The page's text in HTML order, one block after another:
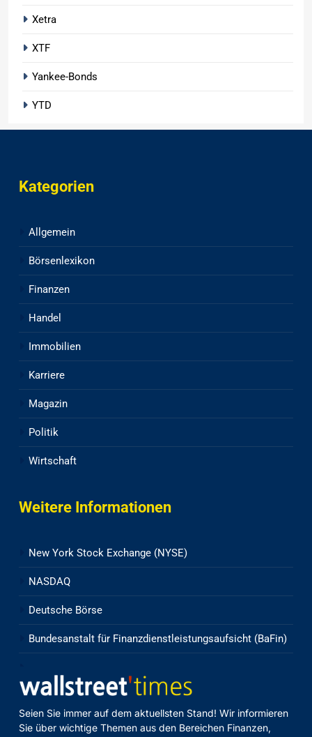
Xetra
XTF
Yankee-Bonds
YTD
Kategorien
Allgemein
Börsenlexikon
Finanzen
Handel
Immobilien
Karriere
Magazin
Politik
Wirtschaft
Weitere Informationen
New York Stock Exchange (NYSE)
NASDAQ
Deutsche Börse
Bundesanstalt für Finanzdienstleistungsaufsicht (BaFin)
Seien Sie immer auf dem aktuellsten Stand! Wir informieren
Sie über wichtige Themen aus den Bereichen Finanzen,